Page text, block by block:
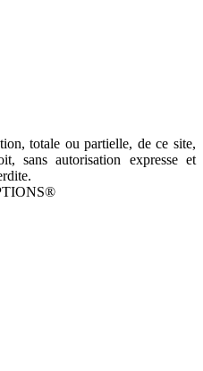
totale ou partielle, de ce site,
sans autorisation expresse et